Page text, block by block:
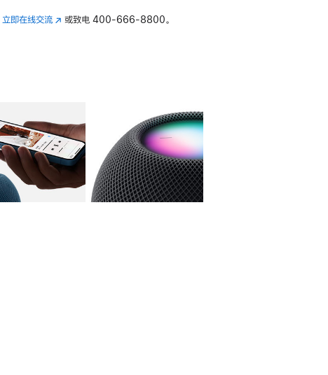
立即在线交流(在 或致电 400-666-8800。
图库 图像 4 图库 图像 5